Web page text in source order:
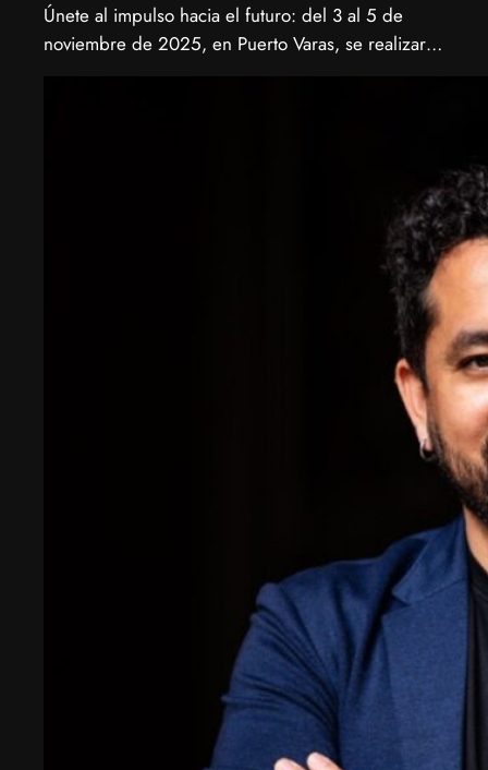
Únete al impulso hacia el futuro: del 3 al 5 de
noviembre de 2025, en Puerto Varas, se realizará